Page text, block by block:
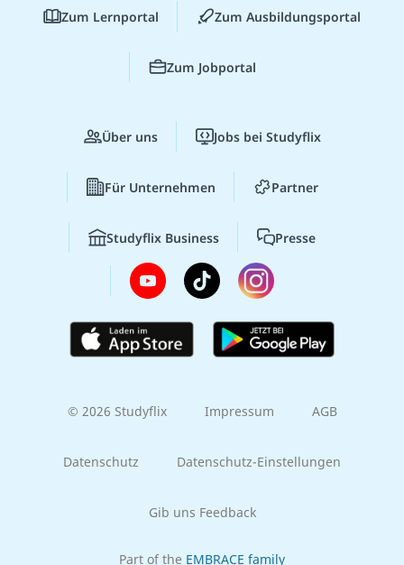
Zum Lernportal Zum Ausbildungsportal
Zum Jobportal
Über uns Jobs bei Studyflix
Für Unternehmen Partner
Studyflix Business Presse
© 2026 Studyflix Impressum AGB
Datenschutz Datenschutz-Einstellungen
Gib uns Feedback
Part of the EMBRACE family